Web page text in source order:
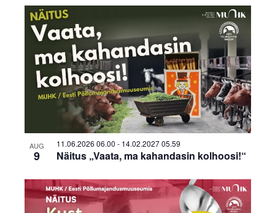
date.
List
of
events
Photo
View
AUG
9 Näitus „Vaata, ma kahandasin kolhoosi!“
11.06.2026 06.00 - 14.02.2027 05.59